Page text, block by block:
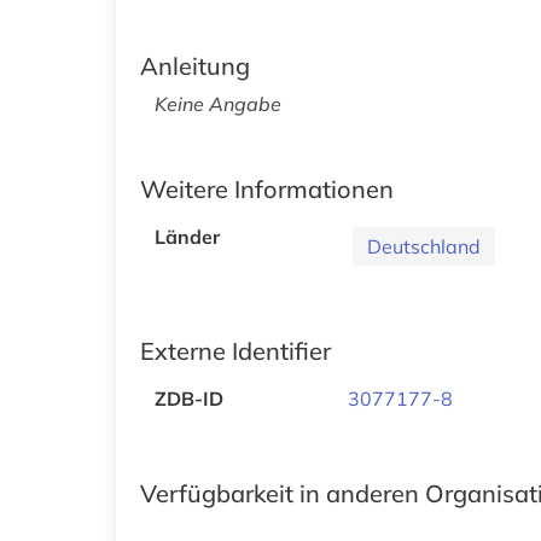
Anleitung
Keine Angabe
Weitere Informationen
Länder Deutschland
Externe Identifier
ZDB-ID 3077177-8
Verfügbarkeit in anderen